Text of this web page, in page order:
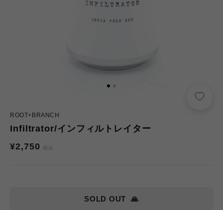
ROOT+BRANCH
Infiltrator/インフィルトレイター
通
¥2,750 税込
🙏
SOLD OUT